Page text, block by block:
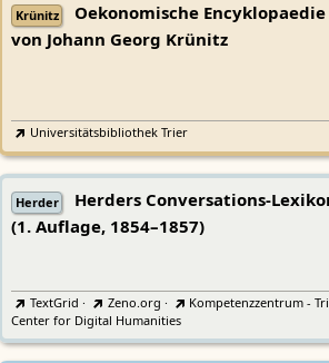
Krünitz
Oekonomische Encyklopaedie
von Johann Georg Krünitz
Universitätsbibliothek Trier
Herder
Herders Conversations-
(1. Auflage, 1854–1857)
TextGrid · Zeno.org ·
Kompetenzzentrum -
Center for Digital Humanities